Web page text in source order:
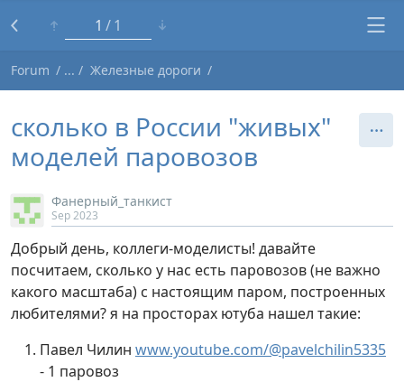
1 1
Forum Железные дороги
сколько в России "живых"
моделей паровозов
Фанерный_танкист
Sep 2023
Добрый день, коллеги-моделисты! давайте
посчитаем, сколько у нас есть паровозов (не важно
какого масштаба) с настоящим паром, построенных
любителями? я на просторах ютуба нашел такие:
Павел Чилин www.youtube.com/@pavelchilin5335
- 1 паровоз